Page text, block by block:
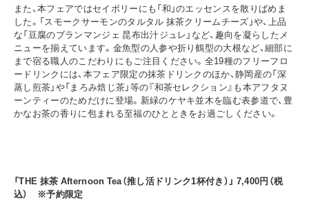
また、本フェアではセイボリーにも「和」のエッセンスを散りばめま
した。「スモークサーモンのタルタル 抹茶クリームチーズ」や、上品
な「豆腐のブランマンジェ 昆布出汁ジュレ」など、趣向を凝らしたメ
ニューを揃えています。金魚型の人参や折り鶴型の大根など、細部に
まで宿る職人のこだわりにもご注目ください。全19種のフリーフロ
ードリンクには、本フェア限定の抹茶ドリンクのほか、静岡産の「深
蒸し煎茶」や「まろみ焙じ茶」等の『和茶セレクション』も本アフタヌ
ーンティーのためだけに登場。新緑のケヤキ並木を臨む表参道で、豊
かなお茶の香りに包まれる至福のひとときをお過ごしください。
「THE 抹茶 Afternoon Tea（推し活ドリンク1杯付き）」 7,400円 （税
込）
※予約限定